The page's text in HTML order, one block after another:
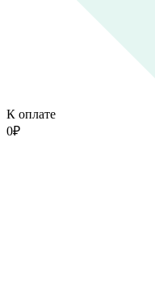
К оплате
0₽